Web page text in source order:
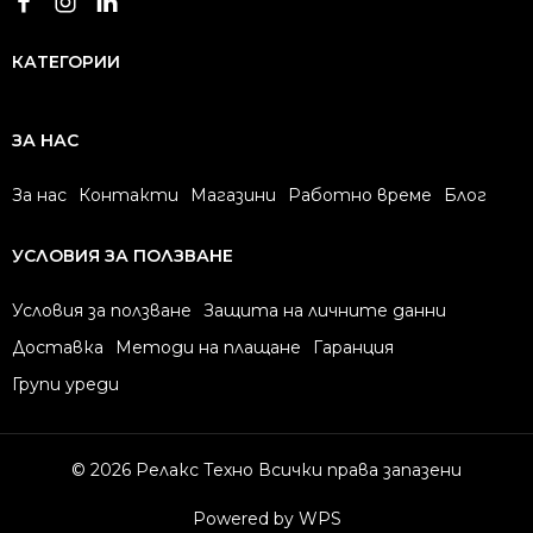
КАТЕГОРИИ
ЗА НАС
За нас Контакти Магазини Работно време Блог
УСЛОВИЯ ЗА ПОЛЗВАНЕ
Условия за ползване
Защита на личните данни
Доставка
Методи на плащане
Гаранция
Групи уреди
© 2026 Релакс Техно Всички права запазени
Powered by WPS